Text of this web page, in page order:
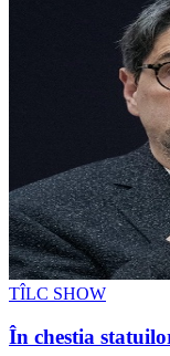
TÎLC SHOW
În chestia